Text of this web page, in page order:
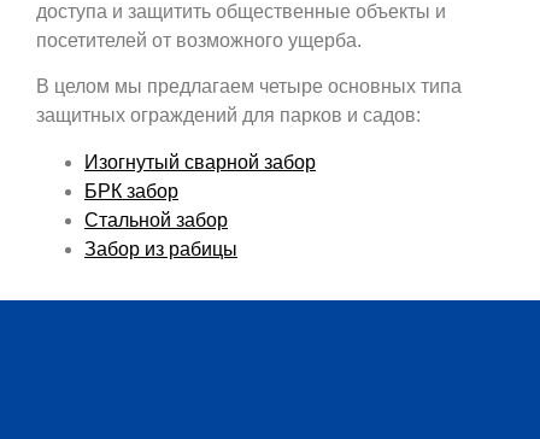
доступа и защитить общественные объекты и
посетителей от возможного ущерба.
В целом мы предлагаем четыре основных типа
защитных ограждений для парков и садов:
Изогнутый сварной забор
БРК забор
Стальной забор
Забор из рабицы